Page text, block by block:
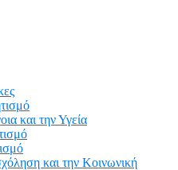
και την Υγεία
και την Κοινωνική